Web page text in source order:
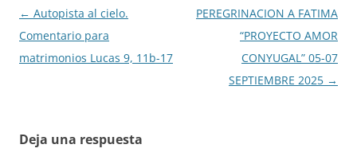
Navegación
de
entradas
← Autopista al cielo.
Comentario para
matrimonios Lucas 9, 11b-17
PEREGRINACION A FATIMA
“PROYECTO AMOR
CONYUGAL” 05-07
SEPTIEMBRE 2025 →
Deja una respuesta